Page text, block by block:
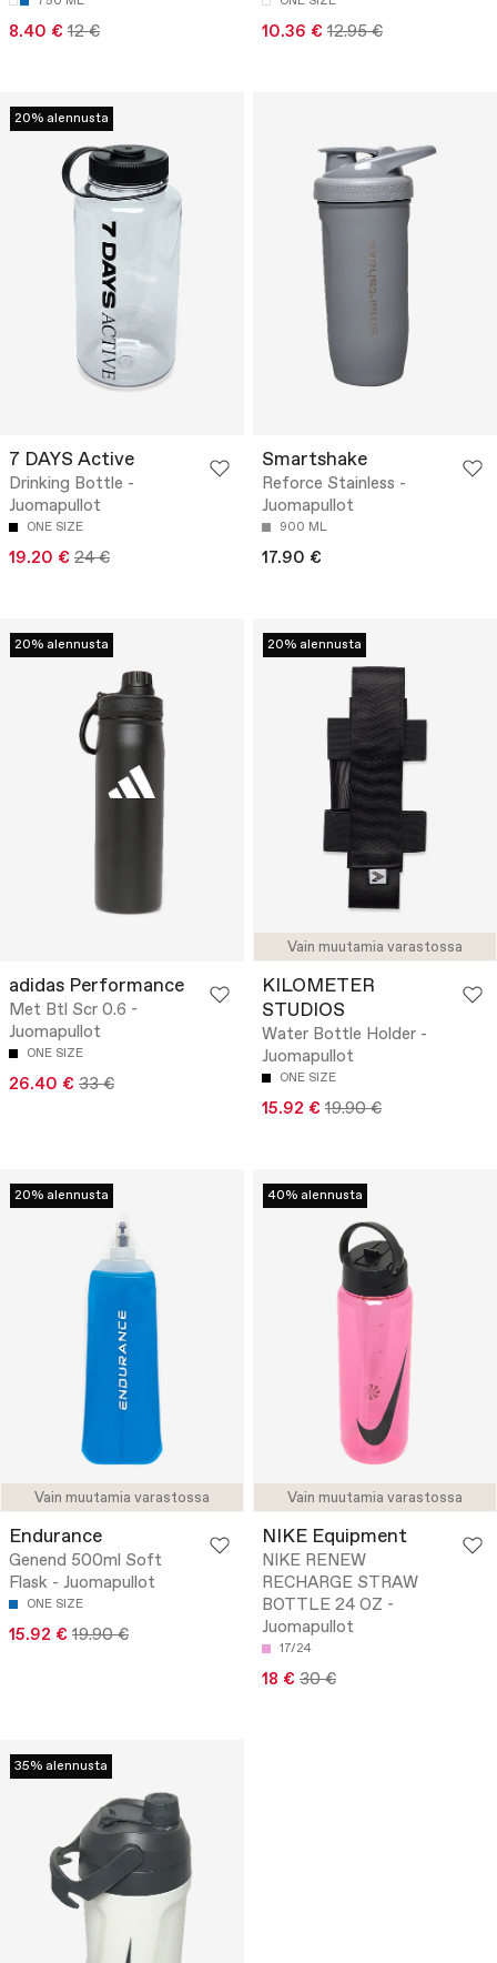
8.40 € 12 € 10.36 € 12.95 €
20% alennusta
7 DAYS Active
Drinking Bottle -
Juomapullot
ONE SIZE
19.20 € 24 €
Smartshake
Reforce Stainless -
Juomapullot
900 ML
17.90 €
20% alennusta
adidas Performance
Met Btl Scr 0.6 -
Juomapullot
ONE SIZE
26.40 € 33 €
Vain muutamia varastossa
20% alennusta
KILOMETER
STUDIOS
Water Bottle Holder -
Juomapullot
ONE SIZE
15.92 € 19.90 €
Vain muutamia varastossa
20% alennusta
Endurance
Genend 500ml Soft
Flask - Juomapullot
ONE SIZE
15.92 € 19.90 €
Vain muutamia varastossa
40% alennusta
NIKE Equipment
NIKE RENEW
RECHARGE STRAW
BOTTLE 24 OZ -
Juomapullot
17/24
18 € 30 €
35% alennusta